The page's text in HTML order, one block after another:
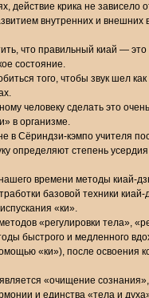
действие крика не зависело
внутренних и внешних
что правильный киай — это
состояние.
того, чтобы звук шел
человеку сделать это
в организме.
в Сёриндзи-кэмпо учителя
определяют степень
времени методы киай-
базовой техники
«ки».
«регулировки тела»,
быстрого и медленного
«ки»), после освоения
«очищение
и единства «тела и